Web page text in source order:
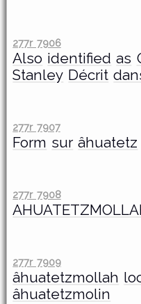
277r 7906
Also identified as
Stanley Décrit
277r 7907
Form sur âhuatetz
277r 7908
277r 7909
âhuatetzmollah
âhuatetzmolin